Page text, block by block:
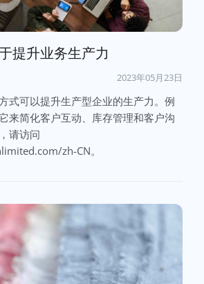
提升业务生产力
2023年05月23日
式可以提升生产型企业的生产力。例
来简化客户互动、库存管理和客户沟
请访问
zh-CN。